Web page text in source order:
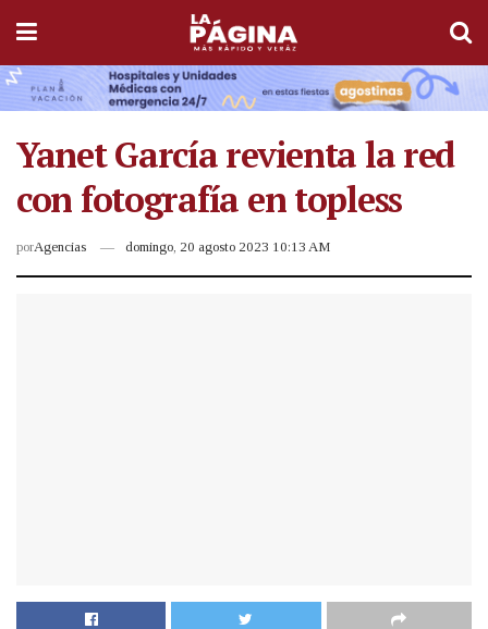
Yanet García revienta la red
con fotografía en topless
porAgencias domingo, 20 agosto 2023 10:13 AM